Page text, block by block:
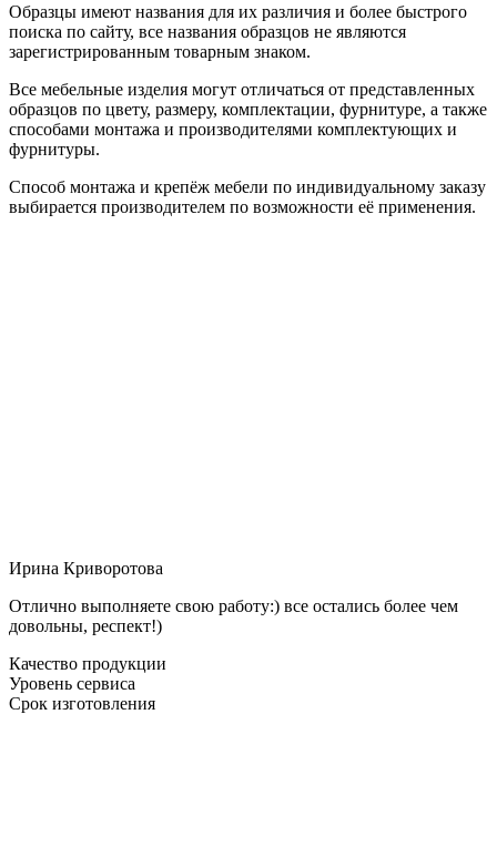
Образцы имеют названия для их различия и более быстрого
поиска по сайту, все названия образцов не являются
зарегистрированным товарным знаком.
Все мебельные изделия могут отличаться от представленных
образцов по цвету, размеру, комплектации, фурнитуре, а также
способами монтажа и производителями комплектующих и
фурнитуры.
Способ монтажа и крепёж мебели по индивидуальному заказу
выбирается производителем по возможности её применения.
Ирина Криворотова
Отлично выполняете свою работу:) все остались более чем
довольны, респект!)
Качество продукции
Уровень сервиса
Срок изготовления